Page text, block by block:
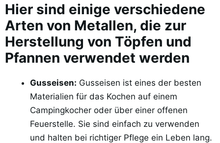
Hier sind einige verschiedene
Arten von Metallen, die zur
Herstellung von Töpfen und
Pfannen verwendet werden
Gusseisen: Gusseisen ist eines der besten
Materialien für das Kochen auf einem
Campingkocher oder über einer offenen
Feuerstelle. Sie sind einfach zu verwenden
und halten bei richtiger Pflege ein Leben lang.